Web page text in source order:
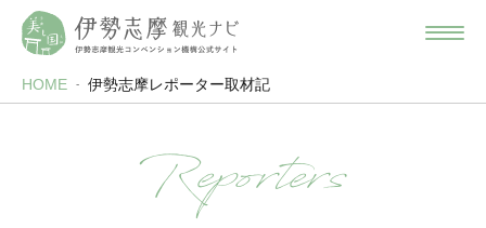
HOME 伊勢志摩レポーター取材記
Reporters